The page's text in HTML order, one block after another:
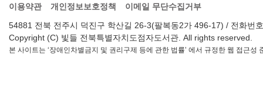
이용약관 개인정보보호정책
이메일 무단수집거부
54881 전북 전주시 덕진구 학산길 26-3(팔복동2가 496-17) / 전화
Copyright (C) 빛들 전북특별자치도점자도서관. All rights reserved.
본 사이트는 ‘장애인차별금지 및 권리구제 등에 관한 법률’ 에서 규정한 웹 접근